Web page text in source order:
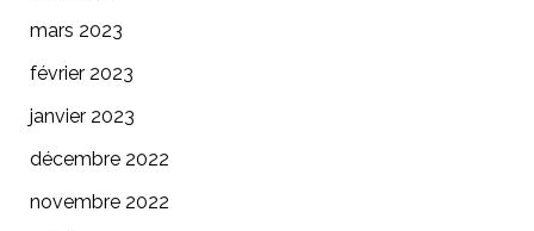
mars 2023
février 2023
janvier 2023
décembre 2022
novembre 2022